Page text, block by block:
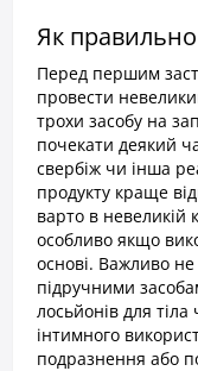
Як
Перед першим
провести
трохи засобу на
почекати деякий
свербіж чи інша
продукту краще
варто в невеликій
особливо якщо
основі. Важливо
підручними
лосьйонів для
інтимного
подразнення або